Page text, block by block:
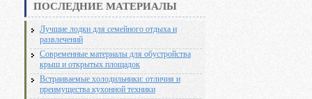
ПОСЛЕДНИЕ МАТЕРИАЛЫ
Лучшие лодки для семейного отдыха и
развлечений
Современные материалы для обустройства
крыш и открытых площадок
Встраиваемые холодильники: отличия и
преимущества кухонной техники